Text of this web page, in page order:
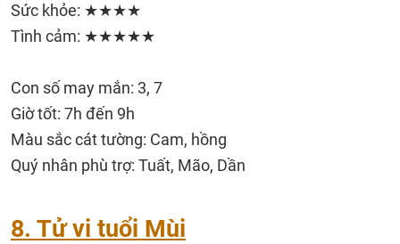
Sức khỏe: ★★★★
Tình cảm: ★★★★★
Con số may mắn: 3, 7
Giờ tốt: 7h đến 9h
Màu sắc cát tường: Cam, hồng
Quý nhân phù trợ: Tuất, Mão, Dần
8. Tử vi tuổi Mùi